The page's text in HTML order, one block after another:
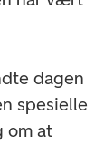
dagen
spesielle
om at